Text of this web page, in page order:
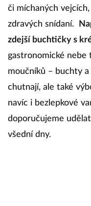
či míchaných
zdravých snídaní.
zdejší buchtičky s
gastronomické nebe
moučníků – buchty a
chutnají, ale také
navíc i bezlepkové
doporučujeme
všední dny.